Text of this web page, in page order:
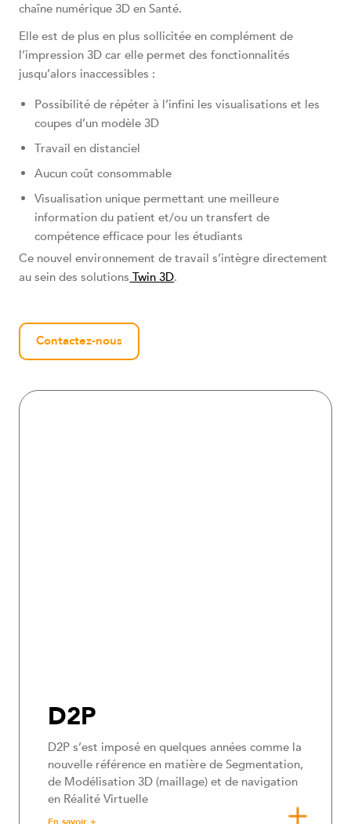
chaîne numérique 3D en Santé.
Elle est de plus en plus sollicitée en complément de
l’impression 3D car elle permet des fonctionnalités
jusqu’alors inaccessibles :
Possibilité de répéter à l’infini les visualisations et les
coupes d’un modèle 3D
Travail en distanciel
Aucun coût consommable
Visualisation unique permettant une meilleure
information du patient et/ou un transfert de
compétence efficace pour les étudiants
Ce nouvel environnement de travail s’intègre directement
au sein des solutions Twin 3D.
Contactez-nous
D2P
D2P s’est imposé en quelques années comme la
nouvelle référence en matière de Segmentation,
de Modélisation 3D (maillage) et de navigation
en Réalité Virtuelle
En savoir +